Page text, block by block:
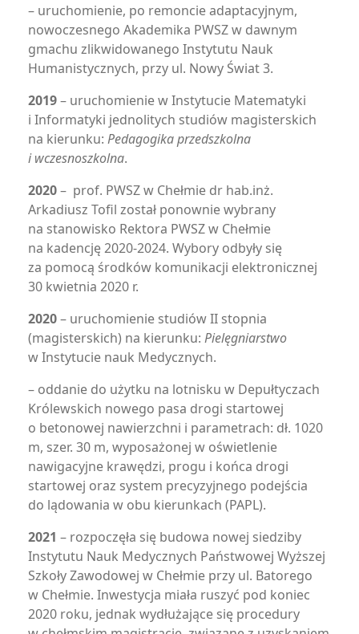
– uruchomienie, po remoncie adaptacyjnym,
nowoczesnego Akademika PWSZ w dawnym
gmachu zlikwidowanego Instytutu Nauk
Humanistycznych, przy ul. Nowy Świat 3.
2019– uruchomienie w Instytucie Matematyki
i Informatyki jednolitych studiów magisterskich
na kierunku: Pedagogika przedszkolna
i wczesnoszkolna.
2020– prof. PWSZ w Chełmie dr hab.inż.
Arkadiusz Tofil został ponownie wybrany
na stanowisko Rektora PWSZ w Chełmie
na kadencję 2020-2024. Wybory odbyły się
za pomocą środków komunikacji elektronicznej
30 kwietnia 2020 r.
2020– uruchomienie studiów II stopnia
(magisterskich) na kierunku: Pielęgniarstwo
w Instytucie nauk Medycznych.
– oddanie do użytku na lotnisku w Depułtyczach
Królewskich nowego pasa drogi startowej
o betonowej nawierzchni i parametrach: dł. 1020
m, szer. 30 m, wyposażonej w oświetlenie
nawigacyjne krawędzi, progu i końca drogi
startowej oraz system precyzyjnego podejścia
do lądowania w obu kierunkach (PAPL).
2021 – rozpoczęła się budowa nowej siedziby
Instytutu Nauk Medycznych Państwowej Wyższej
Szkoły Zawodowej w Chełmie przy ul. Batorego
w Chełmie. Inwestycja miała ruszyć pod koniec
2020 roku, jednak wydłużające się procedury